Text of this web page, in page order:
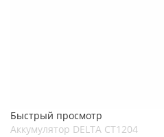
Быстрый просмотр
Аккумулятор DELTA СТ1204